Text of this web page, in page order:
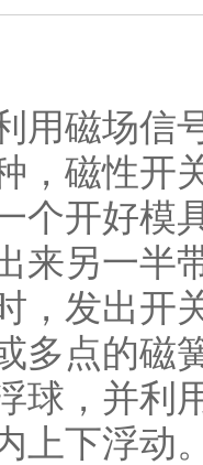
用磁场信
，磁性开
个开好模
来另一半
，发出开
多点的磁
球，并利
上下浮动